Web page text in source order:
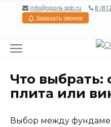
Перейтиinfo@opora-spb.ru
8
Заказать звонок
Что
плита или
Выбор между